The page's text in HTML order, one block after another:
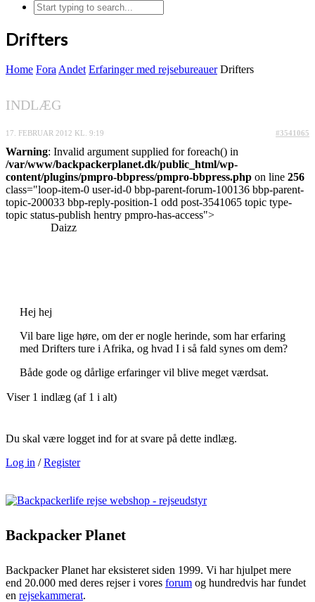
Drifters
Home Fora Andet Erfaringer med rejsebureauer Drifters
INDLÆG
17. FEBRUAR 2012 KL. 9:19 #3541065
Warning: Invalid argument supplied for foreach() in
/var/www/backpackerplanet.dk/public_html/wp-
content/plugins/pmpro-bbpress/pmpro-bbpress.php on line 256
class="loop-item-0 user-id-0 bbp-parent-forum-100136 bbp-parent-
topic-200033 bbp-reply-position-1 odd post-3541065 topic type-
topic status-publish hentry pmpro-has-access">
Daizz
Hej hej
Vil bare lige høre, om der er nogle herinde, som har erfaring
med Drifters ture i Afrika, og hvad I i så fald synes om dem?
Både gode og dårlige erfaringer vil blive meget værdsat.
Viser 1 indlæg (af 1 i alt)
Du skal være logget ind for at svare på dette indlæg.
Log in /Register
Backpacker Planet
Backpacker Planet har eksisteret siden 1999. Vi har hjulpet mere
end 20.000 med deres rejser i vores forum og hundredvis har fundet
en rejsekammerat.